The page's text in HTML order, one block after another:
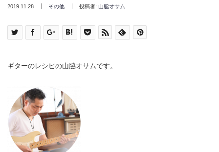
2019.11.28 その他 投稿者: 山脇オサム
ギターのレシピの山脇オサムです。